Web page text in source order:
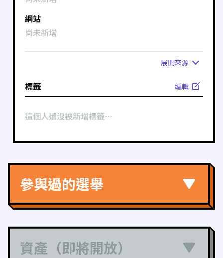
網站
尚未新增
展開來源
標籤 編輯
這個人還沒被新增標籤⋯
參與過的選舉
資產（即將開放）